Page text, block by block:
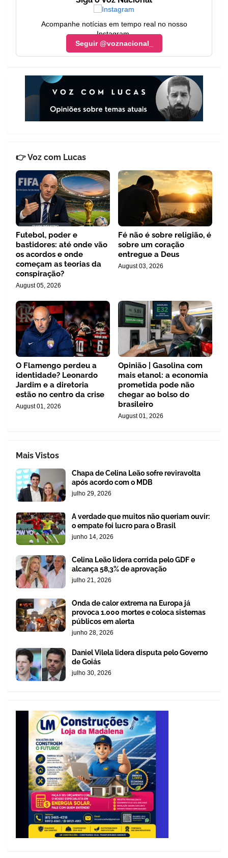
Acompanhe notícias em tempo real no nosso
Instagram.
Seguir @voznacional_
👉 Voz com Lucas
Futebol, poder e
bastidores: até onde vão
os acordos e onde
começam as teorias da
conspiração?
August 05, 2026
Fé não é sobre religião, é
sobre um coração
entregue a Deus
August 03, 2026
O Flamengo perdeu a
identidade? Leonardo
Jardim e a diretoria
estão no centro da crise
August 01, 2026
Opinião | Gasolina com
mais etanol: a economia
prometida pode não
chegar ao bolso do
brasileiro
August 01, 2026
Mais Vistos
Chapa de Celina Leão sofre reviravolta
após acordo com o MDB
julho 29, 2026
A verdade que muitos não queriam ouvir:
o empate foi lucro para o Brasil
junho 14, 2026
Celina Leão lidera corrida pelo GDF e
alcança 58,3% de aprovação
julho 21, 2026
Onda de calor extrema na Europa já
provoca 1.000 mortes e coloca sistemas
públicos em alerta
junho 28, 2026
Daniel Vilela lidera disputa pelo Governo
de Goiás
julho 30, 2026